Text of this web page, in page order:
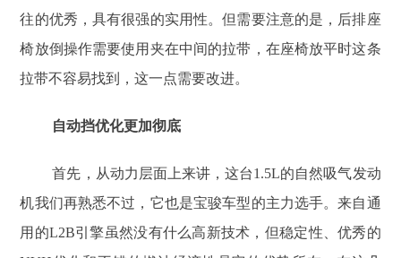
往的优秀，具有很强的实用性。但需要注意的是，后排座
椅放倒操作需要使用夹在中间的拉带，在座椅放平时这条
拉带不容易找到，这一点需要改进。
自动挡优化更加彻底
首先，从动力层面上来讲，这台1.5L的自然吸气发动
机我们再熟悉不过，它也是宝骏车型的主力选手。来自通
用的L2B引擎虽然没有什么高新技术，但稳定性、优秀的